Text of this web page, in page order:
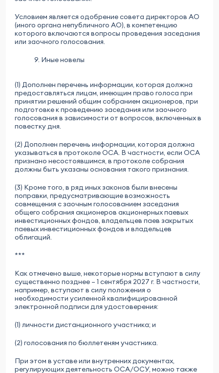
Условием является одобрение совета директоров АО
(иного органа непубличного АО), в компетенцию
которого включаются вопросы проведения заседания
или заочного голосования.
9. Иные новелы
(1) Дополнен перечень информации, которая должна
предоставляться лицам, имеющим право голоса при
принятии решений общим собранием акционеров, при
подготовке к проведению заседания или заочного
голосования в зависимости от вопросов, включенных в
повестку дня.
(2) Дополнен перечень информации, которая должна
указываться в протоколе ОСА. В частности, если ОСА
признано несостоявшимся, в протоколе собрания
должны быть указаны основания такого признания.
(3) Кроме того, в ряд иных законов были внесены
поправки, предусматривающие возможность
совмещения с заочным голосованием заседания
общего собрания акционеров акционерных паевых
инвестиционных фондов, владельцев паев закрытых
паевых инвестиционных фондов и владельцев
облигаций.
***
Как отмечено выше, некоторые нормы вступают в силу
существенно позднее – 1 сентября 2027 г. В частности,
например, вступают в силу положения о
необходимости усиленной квалифицированной
электронной подписи для удостоверения:
(1) личности дистанционного участника; и
(2) голосования по бюллетеням участника.
При этом в уставе или внутренних документах,
регулирующих деятельность ОСА/ОСУ, можно также